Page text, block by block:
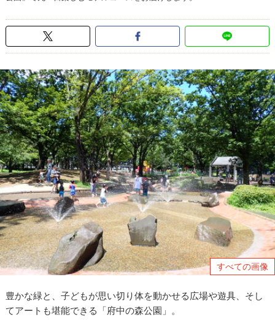
すべての画像
豊かな緑と、子どもが思い切り体を動かせる広場や遊具、そし
てアートも堪能できる「府中の森公園」。